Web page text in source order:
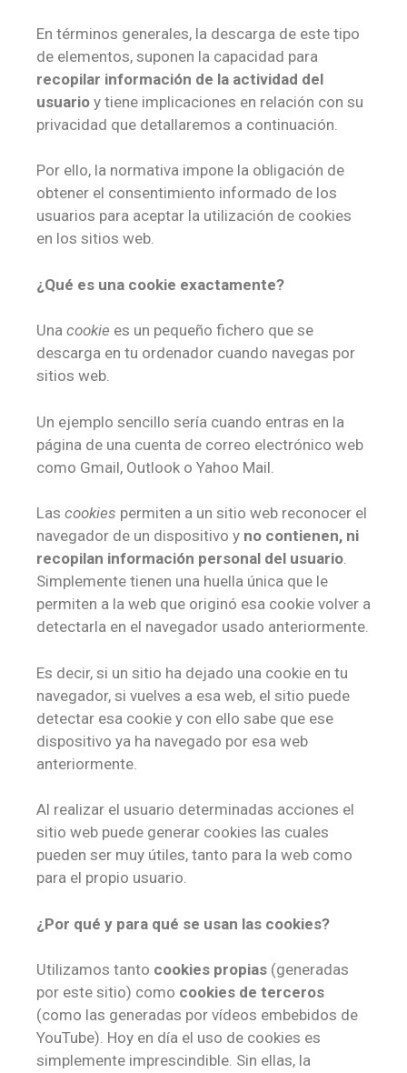
En términos generales, la descarga de este tipo
de elementos, suponen la capacidad para
recopilar información de la actividad del
usuario y tiene implicaciones en relación con su
privacidad que detallaremos a continuación.
Por ello, la normativa impone la obligación de
obtener el consentimiento informado de los
usuarios para aceptar la utilización de cookies
en los sitios web.
¿Qué es una cookie exactamente?
Una cookie es un pequeño fichero que se
descarga en tu ordenador cuando navegas por
sitios web.
Un ejemplo sencillo sería cuando entras en la
página de una cuenta de correo electrónico web
como Gmail, Outlook o Yahoo Mail.
Las cookies permiten a un sitio web reconocer el
navegador de un dispositivo y no contienen, ni
recopilan información personal del usuario.
Simplemente tienen una huella única que le
permiten a la web que originó esa cookie volver a
detectarla en el navegador usado anteriormente.
Es decir, si un sitio ha dejado una cookie en tu
navegador, si vuelves a esa web, el sitio puede
detectar esa cookie y con ello sabe que ese
dispositivo ya ha navegado por esa web
anteriormente.
Al realizar el usuario determinadas acciones el
sitio web puede generar cookies las cuales
pueden ser muy útiles, tanto para la web como
para el propio usuario.
¿Por qué y para qué se usan las cookies?
Utilizamos tanto cookies propias (generadas
por este sitio) como cookies de terceros
(como las generadas por vídeos embebidos de
YouTube). Hoy en día el uso de cookies es
simplemente imprescindible. Sin ellas, la